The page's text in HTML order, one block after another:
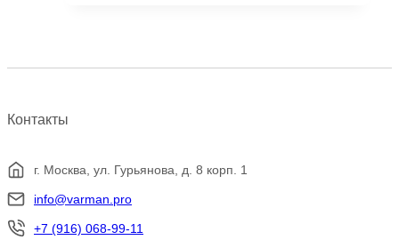
Опции
Контакты
г. Москва, ул. Гурьянова, д. 8 корп. 1
info@varman.pro
+7 (916) 068-99-11